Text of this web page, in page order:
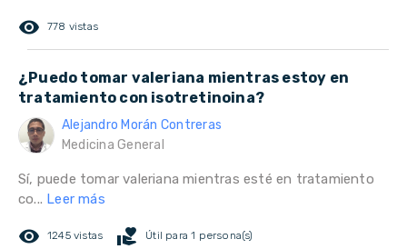
remove_red_eye 778 vistas
¿Puedo tomar valeriana mientras estoy en
tratamiento con isotretinoina?
Alejandro Morán Contreras
Medicina General
Sí, puede tomar valeriana mientras esté en tratamiento
co... Leer más
remove_red_eye 1245 vistas volunteer_activism Útil para 1 persona(s)